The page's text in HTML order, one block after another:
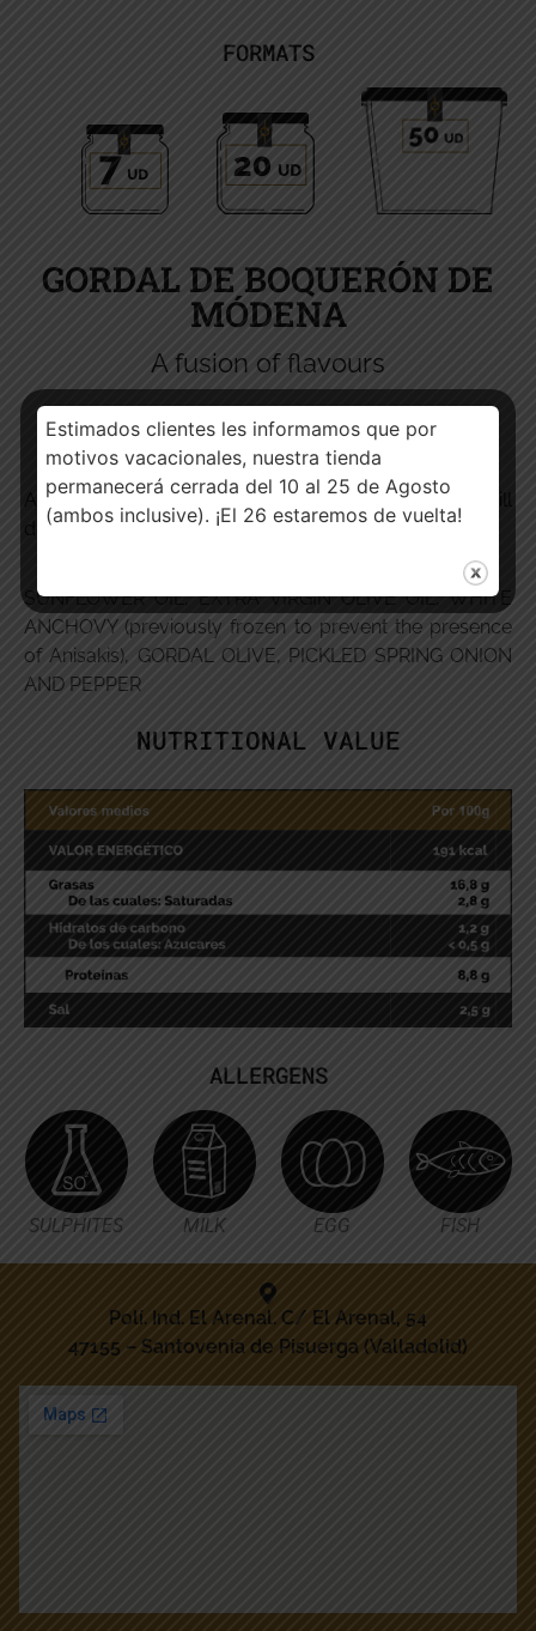
FORMATS
GORDAL DE BOQUERÓN DE
MÓDENA
A fusion of flavours
INGREDIENTS
A delicious mixture of traditional ingredients that will
delight the most demanding palates.
SUNFLOWER OIL, EXTRA VIRGIN OLIVE OIL, WHITE
ANCHOVY (previously frozen to prevent the presence
of Anisakis), GORDAL OLIVE, PICKLED SPRING ONION
AND PEPPER
NUTRITIONAL VALUE
ALLERGENS
SULPHITES MILK EGG FISH
Polí. Ind. El Arenal. C/ El Arenal, 54
47155 – Santovenia de Pisuerga (Valladolid)
Estimados clientes les informamos que por
motivos vacacionales, nuestra tienda
permanecerá cerrada del 10 al 25 de Agosto
(ambos inclusive). ¡El 26 estaremos de vuelta!